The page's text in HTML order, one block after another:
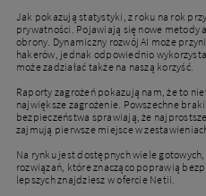
Jak pokazują statystyki, z roku na rok
prywatności. Pojawiają się nowe metody
obrony. Dynamiczny rozwój AI może
hakerów, jednak odpowiednio
może zadziałać także na naszą korzyść.
Raporty zagrożeń pokazują nam, że to
największe zagrożenie. Powszechne
bezpieczeństwa sprawiają, że
zajmują pierwsze miejsce w
Na rynku jest dostępnych wiele
rozwiązań, które znacząco poprawią
lepszych znajdziesz w ofercie Netii.